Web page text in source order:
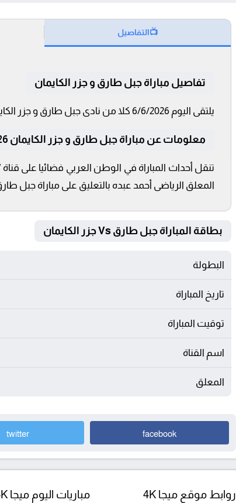
📺التفاصيل
تفاصيل مباراة جبل طارق و جزر الكايمان
يلتقى اليوم 6/6/2026 كلا من نادى جبل طارق و جزر الكايمان فى بطولة مباراة ودية دولية فى تمام الساعة 20:00 بتوقيت القاهرة و 20:00.
معلومات عن مباراة جبل طارق و جزر الكايمان 6/6/2026
المعلق الرياضى أحمد عبده بالتعليق على مباراة جبل
بطاقة المباراة جبل طارق Vs جزر الكايمان
البطولة
تاريخ المباراة
توقيت المباراة
اسم القناة
المعلق
facebook
twitter
روابط موقع ميجا 4K مباريات اليوم ميجا 4K